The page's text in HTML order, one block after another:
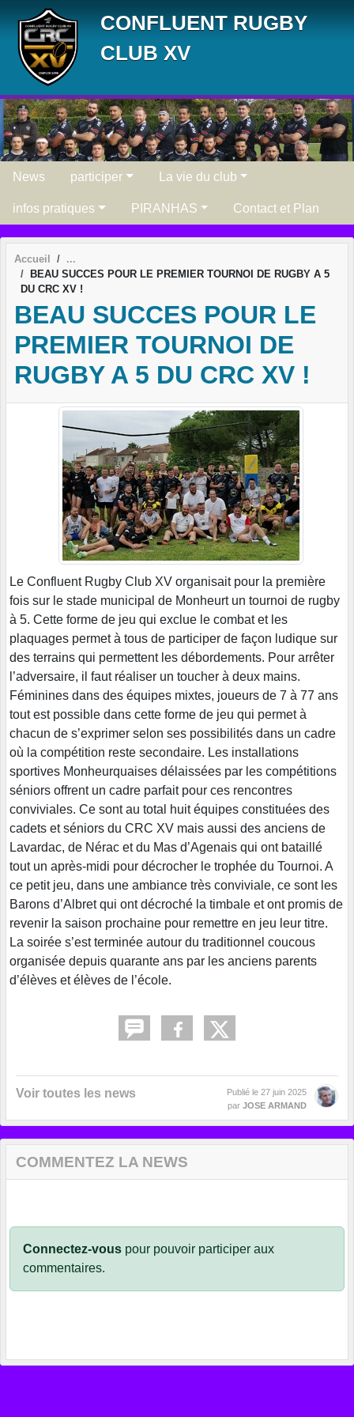
CONFLUENT RUGBY
CLUB XV
News participer La vie du club
infos pratiques PIRANHAS Contact et Plan
Accueil
BEAU SUCCES POUR LE PREMIER TOURNOI DE RUGBY A 5
DU CRC XV !
BEAU SUCCES POUR LE
PREMIER TOURNOI DE
RUGBY A 5 DU CRC XV !
Le Confluent Rugby Club XV organisait pour la première
fois sur le stade municipal de Monheurt un tournoi de rugby
à 5. Cette forme de jeu qui exclue le combat et les
plaquages permet à tous de participer de façon ludique sur
des terrains qui permettent les débordements. Pour arrêter
l’adversaire, il faut réaliser un toucher à deux mains.
Féminines dans des équipes mixtes, joueurs de 7 à 77 ans
tout est possible dans cette forme de jeu qui permet à
chacun de s’exprimer selon ses possibilités dans un cadre
où la compétition reste secondaire. Les installations
sportives Monheurquaises délaissées par les compétitions
séniors offrent un cadre parfait pour ces rencontres
conviviales. Ce sont au total huit équipes constituées des
cadets et séniors du CRC XV mais aussi des anciens de
Lavardac, de Nérac et du Mas d’Agenais qui ont bataillé
tout un après-midi pour décrocher le trophée du Tournoi. A
ce petit jeu, dans une ambiance très conviviale, ce sont les
Barons d’Albret qui ont décroché la timbale et ont promis de
revenir la saison prochaine pour remettre en jeu leur titre.
La soirée s’est terminée autour du traditionnel coucous
organisée depuis quarante ans par les anciens parents
d’élèves et élèves de l’école.
Voir toutes les news Publié le 27 juin 2025
par JOSE ARMAND
COMMENTEZ LA NEWS
Connectez-vous pour pouvoir participer aux
commentaires.
Panneau de gestion des cookies